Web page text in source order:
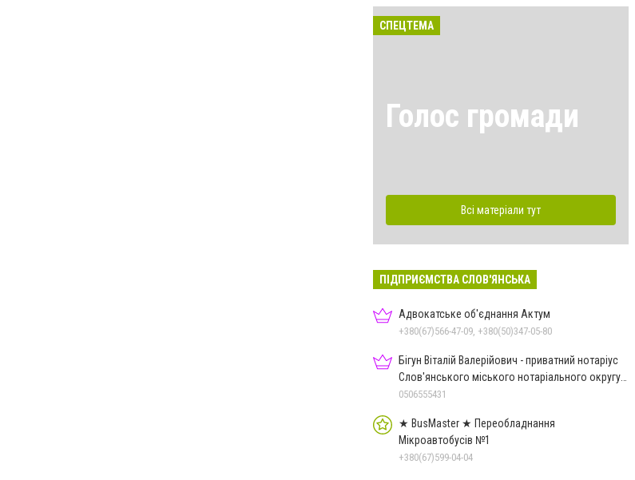
СПЕЦТЕМА
Голос громади
Всі матеріали тут
ПІДПРИЄМСТВА СЛОВ'ЯНСЬКА
Адвокатське об'єднання Актум
+380(67)566-47-09, +380(50)347-05-80
Бігун Віталій Валерійович - приватний нотаріус
Слов'янського міського нотаріального округу
Дон.обл.
0506555431
★ BusMaster ★ Переобладнання
Мікроавтобусів №1
+380(67)599-04-04